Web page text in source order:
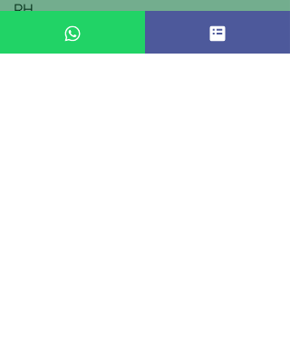
RH
TRABALHISTA
TRIBUTÁRIA